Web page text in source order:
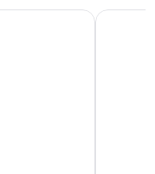
Baie des